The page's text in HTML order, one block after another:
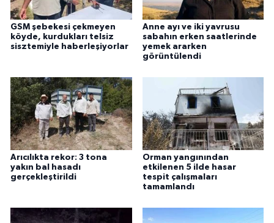
GSM şebekesi çekmeyen
köyde, kurdukları telsiz
sisztemiyle haberleşiyorlar
Anne ayı ve iki yavrusu
sabahın erken saatlerinde
yemek ararken
görüntülendi
Arıcılıkta rekor: 3 tona
yakın bal hasadı
gerçekleştirildi
Orman yangınından
etkilenen 5 ilde hasar
tespit çalışmaları
tamamlandı